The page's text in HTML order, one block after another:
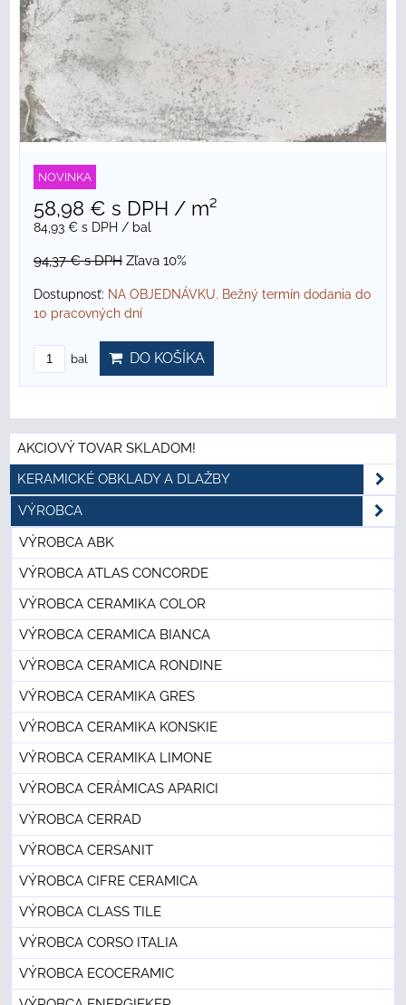
NOVINKA
58,98 € s DPH / m²
84,93 € s DPH / bal
94,37 €s DPH Zľava 10%
Dostupnosť: NA OBJEDNÁVKU. Bežný termín dodania do
10 pracovných dní
bal DO KOŠÍKA
AKCIOVÝ TOVAR SKLADOM!
KERAMICKÉ OBKLADY A DLAŽBY
VÝROBCA
VÝROBCA ABK
VÝROBCA ATLAS CONCORDE
VÝROBCA CERAMIKA COLOR
VÝROBCA CERAMICA BIANCA
VÝROBCA CERAMICA RONDINE
VÝROBCA CERAMIKA GRES
VÝROBCA CERAMIKA KONSKIE
VÝROBCA CERAMIKA LIMONE
VÝROBCA CERÁMICAS APARICI
VÝROBCA CERRAD
VÝROBCA CERSANIT
VÝROBCA CIFRE CERAMICA
VÝROBCA CLASS TILE
VÝROBCA CORSO ITALIA
VÝROBCA ECOCERAMIC